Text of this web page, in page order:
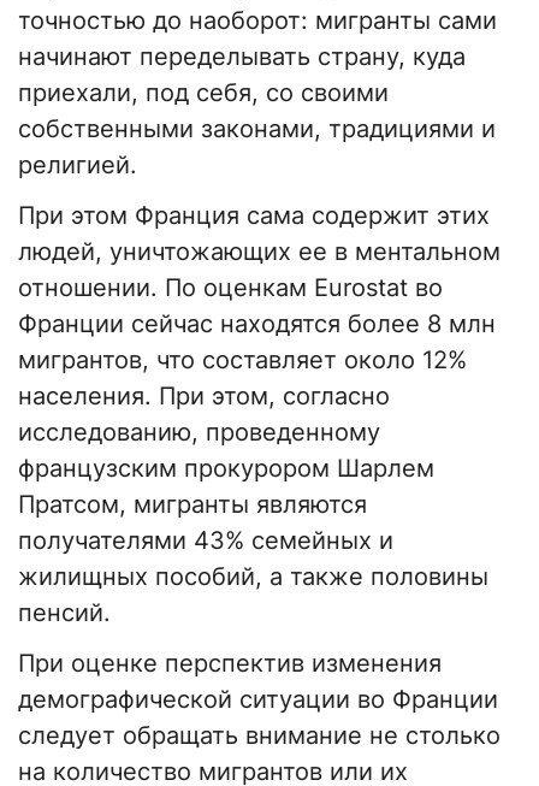
точностью до наоборот: мигранты сами
начинают переделывать страну, куда
приехали, под себя, со своими
собственными законами, традициями и
религией.
При этом Франция сама содержит этих
людей, уничтожающих ее в ментальном
отношении. По оценкам Eurostat во
Франции сейчас находятся более 8 млн
мигрантов, что составляет около 12%
населения. При этом, согласно
исследованию, проведенному
французским прокурором Шарлем
Пратсом, мигранты являются
получателями 43% семейных и
жилищных пособий, а также половины
пенсий.
При оценке перспектив изменения
демографической ситуации во Франции
следует обращать внимание не столько
на количество мигрантов или их